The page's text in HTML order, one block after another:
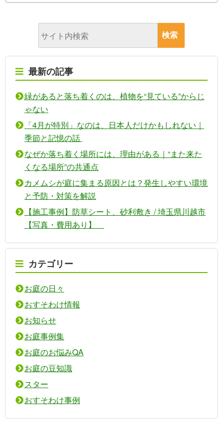
最新の記事
緑があると落ち着くのは、植物を“見ている”からじ
ゃない
「4月が特別」なのは、日本人だけかもしれない｜
季節と記憶の話
なぜか落ち着く場所には、理由がある｜“また来た
くなる場所”の共通点
カメムシが庭に集まる原因とは？発生しやすい環境
と予防・対策を解説
【施工事例】防草シート、砂利敷き / 埼玉県川越市
【写真・費用あり】
カテゴリー
お庭の日々
おすそわけ情報
お知らせ
お庭事例集
お庭のお悩みQA
お庭の豆知識
スター
おすそわけ事例